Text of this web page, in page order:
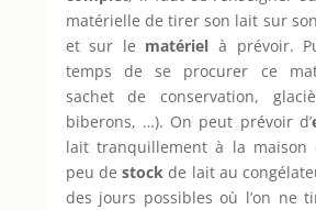
matérielle de tirer son lait sur son
et sur le matériel à prévoir.
temps de se procurer ce
sachet de conservation,
biberons, …). On peut prévoir d’
lait tranquillement à la
peu destockde lait au
des jours possibles où l’on ne